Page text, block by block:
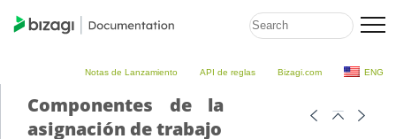
Notas de Lanzamiento API de reglas Bizagi.com ENG